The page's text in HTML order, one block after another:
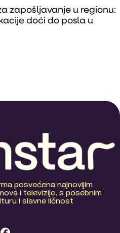
zapošljavanje u regionu:
doći do posla u
posvećena najnovijim
i televizije, s posebnim
i slavne ličnost